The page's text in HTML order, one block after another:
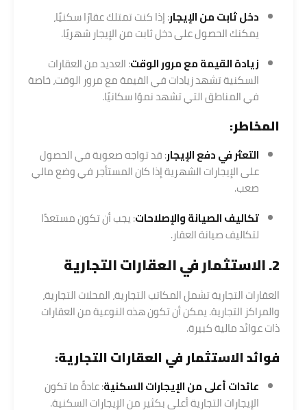
دخل ثابت من الإيجار: إذا كنت تمتلك عقارًا سكنيًا،
يمكنك الحصول على دخل ثابت من الإيجار شهريًا.
زيادة القيمة مع مرور الوقت: العديد من العقارات
السكنية تشهد زيادات في القيمة مع مرور الوقت، خاصة
في المناطق التي تشهد نموًا سكانيًا.
المخاطر:
التعثر في دفع الإيجار: قد تواجه صعوبة في الحصول
على الإيجارات الشهرية إذا كان المستأجر في وضع مالي
صعب.
تكاليف الصيانة والإصلاحات: يجب أن تكون مستعدًا
لتكاليف صيانة العقار.
2. الاستثمار في العقارات التجارية
العقارات التجارية تشمل المكاتب التجارية، المحلات التجارية،
والمراكز التجارية. يمكن أن تكون هذه النوعية من العقارات
ذات عوائد مالية كبيرة.
فوائد الاستثمار في العقارات التجارية:
عائدات أعلى من الإيجارات السكنية: عادةً ما تكون
الإيجارات التجارية أعلى بكثير من الإيجارات السكنية.